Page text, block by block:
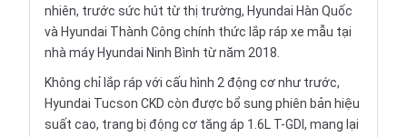
nhiên, trước sức hút từ thị trường, Hyundai Hàn Quốc
và Hyundai Thành Công chính thức lắp ráp xe mẫu tại
nhà máy Hyundai Ninh Bình từ năm 2018.
Không chỉ lắp ráp với cấu hình 2 động cơ như trước,
Hyundai Tucson CKD còn được bổ sung phiên bản hiệu
suất cao, trang bị động cơ tăng áp 1.6L T-GDI, mang lại